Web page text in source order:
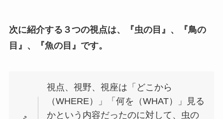
次に紹介する３つの視点は、『虫の目』、『鳥の
目』、『魚の目』です。
視点、視野、視座は「どこから
（WHERE）」「何を（WHAT）」見る
かという内容だったのに対して、虫の